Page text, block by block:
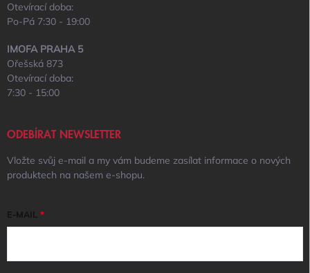
Otevírací doba:
Po-Pá 7:30 - 19:00
IMOFA PRAHA 5
Ořešská 873
Otevírací doba:
7:30 - 15:00
ODEBÍRAT NEWSLETTER
Vložte svůj e-mail a my vám budeme zasílat informace o nových
produktech na našem e-shopu.
E-MAIL